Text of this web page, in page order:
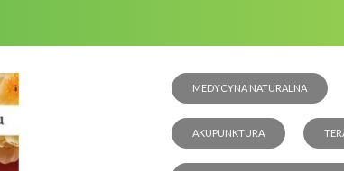
MEDYCYNA NATURALNA
AKUPUNKTURA